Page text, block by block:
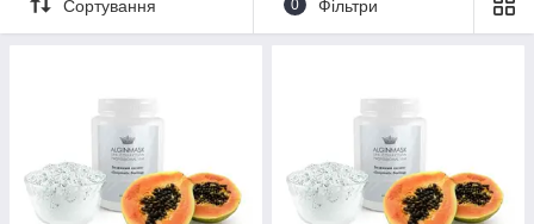
Сортування 0 Фільтри